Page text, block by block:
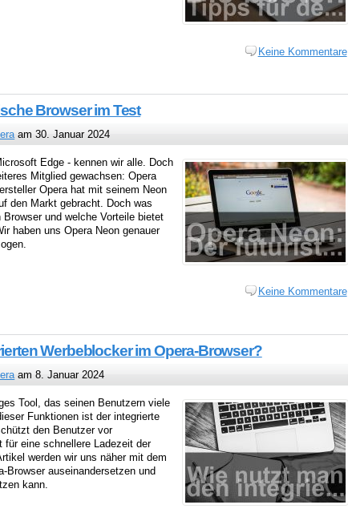
Keine Kommentare
Browser im Test
am 30. Januar 2024
Edge - kennen wir alle. Doch
Mitglied gewachsen: Opera
Opera hat mit seinem Neon
den Markt gebracht. Doch was
und welche Vorteile bietet
haben uns Opera Neon genauer
Keine Kommentare
Werbeblocker im Opera-Browser?
am 8. Januar 2024
Tool, das seinen Benutzern viele
Funktionen ist der integrierte
den Benutzer vor
für eine schnellere Ladezeit der
werden wir uns näher mit dem
Browser auseinandersetzen und
kann.